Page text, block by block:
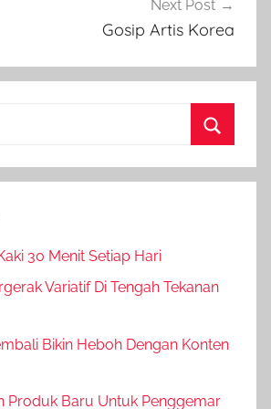
Next Post
Gosip Artis Korea
30 Menit Setiap Hari
Variatif Di Tengah Tekanan
Bikin Heboh Dengan Konten
Produk Baru Untuk Penggemar